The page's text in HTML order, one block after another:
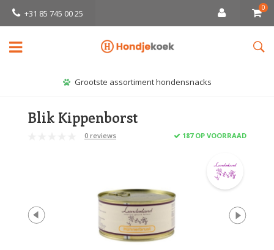
+31 85 745 00 25
0
Grootste assortiment hondensnacks
Blik Kippenborst
0 reviews 187 OP VOORRAAD